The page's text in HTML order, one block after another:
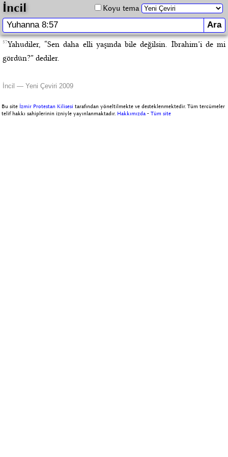
İncil Koyu tema
57Yahudiler, “Sen daha elli yaşında bile değilsin. İbrahim’i de mi
gördün?” dediler.
İncil — Yeni Çeviri 2009
Bu site İzmir Protestan Kilisesi tarafından yöneltilmekte ve desteklenmektedir. Tüm tercümeler
telif hakkı sahiplerinin izniyle yayınlanmaktadır. Hakkımızda -Tüm site